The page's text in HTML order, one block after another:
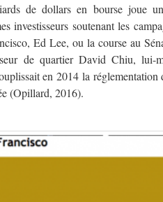
de dollars en bourse joue
investisseurs soutenant les
Ed Lee, ou la course au
de quartier David Chiu, lui-
en 2014 la réglementation
(Opillard, 2016).